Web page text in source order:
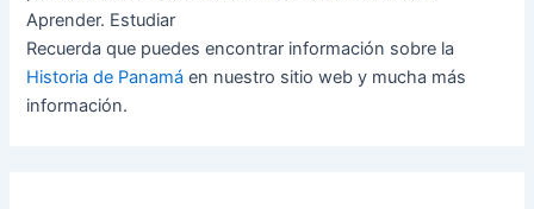
Aprender. Estudiar
Recuerda que puedes encontrar información sobre la
Historia de Panamá en nuestro sitio web y mucha más
información.